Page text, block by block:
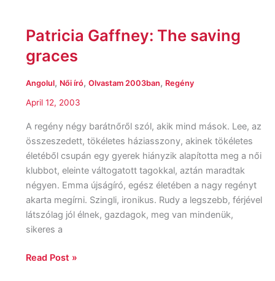
Patricia Gaffney: The saving
graces
Angolul, Női író, Olvastam 2003ban, Regény
April 12, 2003
A regény négy barátnőről szól, akik mind mások. Lee, az
összeszedett, tökéletes háziasszony, akinek tökéletes
életéből csupán egy gyerek hiányzik alapította meg a női
klubbot, eleinte váltogatott tagokkal, aztán maradtak
négyen. Emma újságíró, egész életében a nagy regényt
akarta megírni. Szingli, ironikus. Rudy a legszebb, férjével
látszólag jól élnek, gazdagok, meg van mindenük,
sikeres a
Patricia
The
graces
Read Post »